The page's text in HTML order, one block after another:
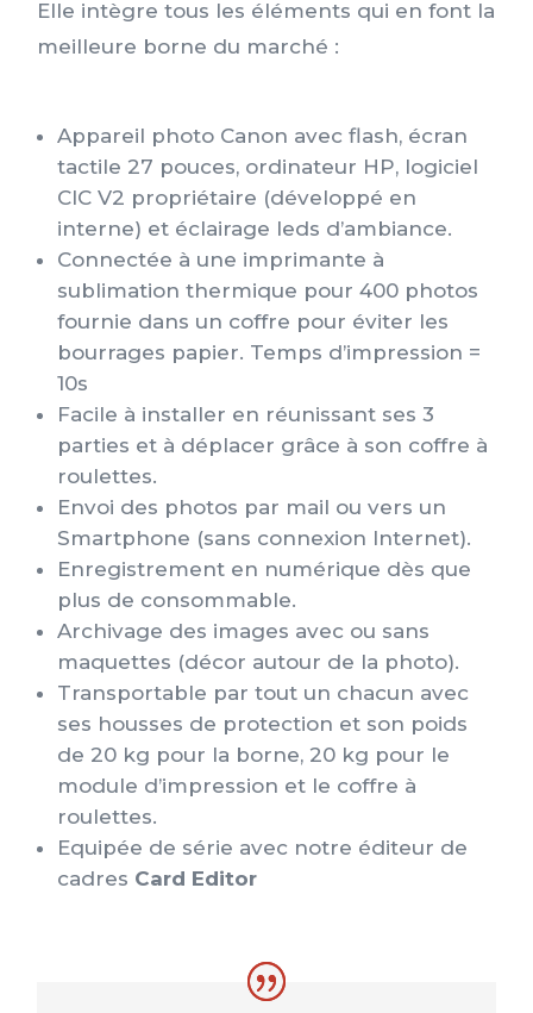
Elle intègre tous les éléments qui en font la
meilleure borne du marché :
Appareil photo Canon avec flash, écran
tactile 27 pouces, ordinateur HP, logiciel
CIC V2 propriétaire (développé en
interne) et éclairage leds d’ambiance.
Connectée à une imprimante à
sublimation thermique pour 400 photos
fournie dans un coffre pour éviter les
bourrages papier. Temps d’impression =
10s
Facile à installer en réunissant ses 3
parties et à déplacer grâce à son coffre à
roulettes.
Envoi des photos par mail ou vers un
Smartphone (sans connexion Internet).
Enregistrement en numérique dès que
plus de consommable.
Archivage des images avec ou sans
maquettes (décor autour de la photo).
Transportable par tout un chacun avec
ses housses de protection et son poids
de 20 kg pour la borne, 20 kg pour le
module d’impression et le coffre à
roulettes.
Equipée de série avec notre éditeur de
cadres Card Editor